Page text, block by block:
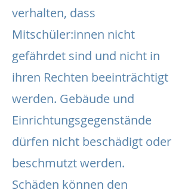
verhalten, dass
Mitschüler:innen nicht
gefährdet sind und nicht in
ihren Rechten beeinträchtigt
werden. Gebäude und
Einrichtungsgegenstände
dürfen nicht beschädigt oder
beschmutzt werden.
Schäden können den